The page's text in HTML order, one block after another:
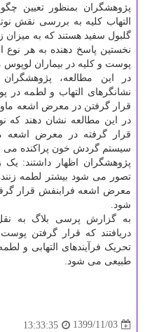
پژوهشگران بمنظور تعیین
التهاب کلیه به بررسی نقش
گلبول سفید هستند که به
نخستین پاسخ دهنده به هر
پوست و کلیه در بیماران
در این مطالعه،
نشانگرهای التهاب و لطمه در
قرار گرفتن در معرض اشعه
در این مطالعه نشان دهند که
قرار گرفته در معرض اشعه
سیستم گردش خون پراکنده می
پژوهشگران اظهار داشتند: یک
تصور می شود بیشتر لطمه
معرض اشعه فرابنفش قرار
شود.
به گزارش پرسی بلاگ به نقل
دریافتند که قرار گرفتن
تحریک فرآیندهای التهابی و
طبیعی می شود.
1399/11/03
13:33:35